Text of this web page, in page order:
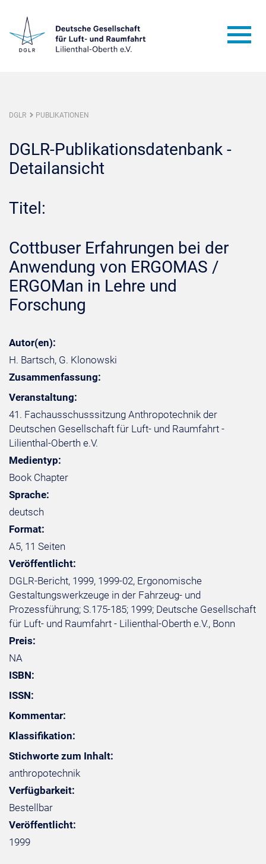
DGLR PUBLIKATIONEN
DGLR-Publikationsdatenbank -
Detailansicht
Titel:
Cottbuser Erfahrungen bei der
Anwendung von ERGOMAS /
ERGOMan in Lehre und
Forschung
Autor(en):
H. Bartsch, G. Klonowski
Zusammenfassung:
Veranstaltung:
41. Fachausschusssitzung Anthropotechnik der
Deutschen Gesellschaft für Luft- und Raumfahrt -
Lilienthal-Oberth e.V.
Medientyp:
Book Chapter
Sprache:
deutsch
Format:
A5, 11 Seiten
Veröffentlicht:
DGLR-Bericht, 1999, 1999-02, Ergonomische
Gestaltungswerkzeuge in der Fahrzeug- und
Prozessführung; S.175-185; 1999; Deutsche Gesellschaft
für Luft- und Raumfahrt - Lilienthal-Oberth e.V., Bonn
Preis:
NA
ISBN:
ISSN:
Kommentar:
Klassifikation:
Stichworte zum Inhalt:
anthropotechnik
Verfügbarkeit:
Bestellbar
Veröffentlicht:
1999